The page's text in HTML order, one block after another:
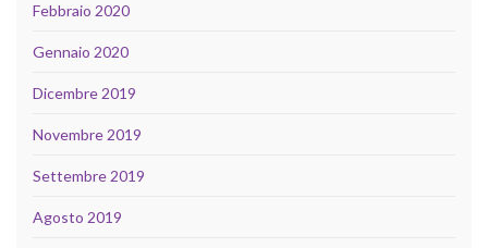
Febbraio 2020
Gennaio 2020
Dicembre 2019
Novembre 2019
Settembre 2019
Agosto 2019